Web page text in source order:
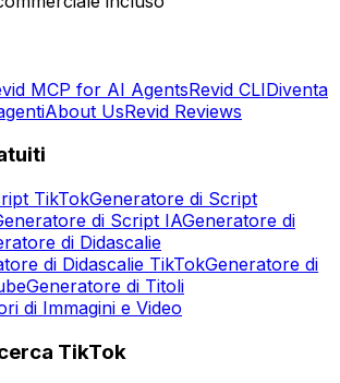
MCP for AI AgentsRevid CLIDiventa
About UsRevid Reviews
TikTokGeneratore di Script
di Script IAGeneratore di
di Didascalie
di Didascalie TikTokGeneratore di
Generatore di Titoli
di Immagini e Video
TikTok